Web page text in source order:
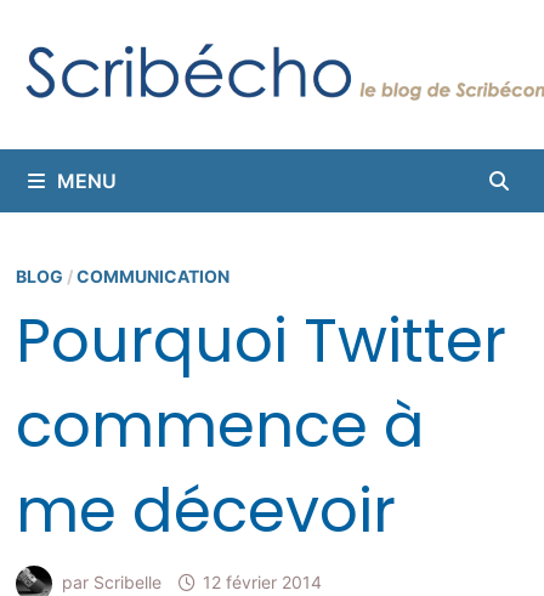
contenu
MENU
BLOG /COMMUNICATION
Pourquoi Twitter
commence à
me décevoir
par Scribelle 12 février 2014